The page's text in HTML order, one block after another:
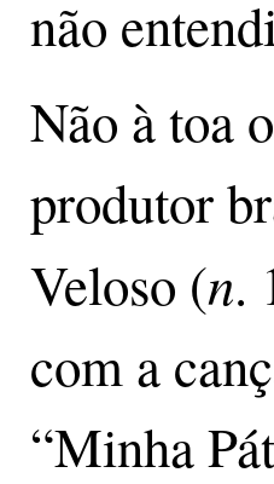
não
Não à toa
produtor
Veloso (n.
com a
“Minha